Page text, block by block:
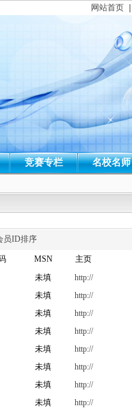
网站首页
竞赛专栏 名校名师
员ID排序
MSN 主页
未填 http://
未填 http://
未填 http://
未填 http://
未填 http://
未填 http://
未填 http://
未填 http://